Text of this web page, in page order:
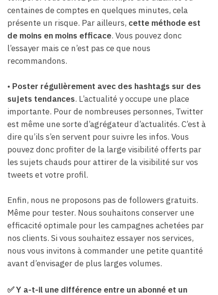
centaines de comptes en quelques minutes, cela
présente un risque. Par ailleurs, cette méthode est
de moins en moins efficace. Vous pouvez donc
l’essayer mais ce n’est pas ce que nous
recommandons.
• Poster régulièrement avec des hashtags sur des
sujets tendances. L’actualité y occupe une place
importante. Pour de nombreuses personnes, Twitter
est même une sorte d’agrégateur d’actualités. C’est à
dire qu’ils s’en servent pour suivre les infos. Vous
pouvez donc profiter de la large visibilité offerts par
les sujets chauds pour attirer de la visibilité sur vos
tweets et votre profil.
Enfin, nous ne proposons pas de followers gratuits.
Même pour tester. Nous souhaitons conserver une
efficacité optimale pour les campagnes achetées par
nos clients. Si vous souhaitez essayer nos services,
nous vous invitons à commander une petite quantité
avant d’envisager de plus larges volumes.
✅Y a-t-il une différence entre un abonné et un